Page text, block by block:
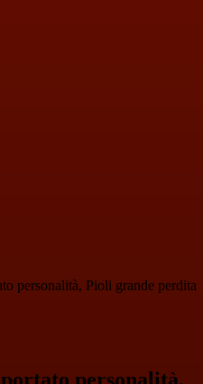
personalità, Pioli grande perdita